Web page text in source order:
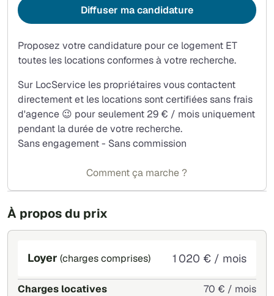
convivial.
- Proximité des transports : à 6 minutes de la gare de
Lucie-Aubrac-Bagneux (métro ligne 4).
- Situé dans un quartier calme.
- Studio lumineux et bien équipé.
Adresse : 113 Rue Des Blains, Bagneux 92220
À propos du prix
Loyer (charges comprises) 1 020 € / mois
Charges locatives
70 € / mois
Proposez votre candidature pour ce logement ET
toutes les locations conformes à votre recherche.
Sur LocService les propriétaires vous contactent
directement et les locations sont certifiées sans frais
d'agence 😉 pour seulement 29 € / mois uniquement
pendant la durée de votre recherche.
Sans engagement - Sans commission
Diffuser ma candidature
Comment ça marche ?